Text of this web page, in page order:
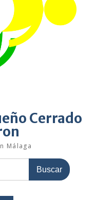
Cerrado
Málaga